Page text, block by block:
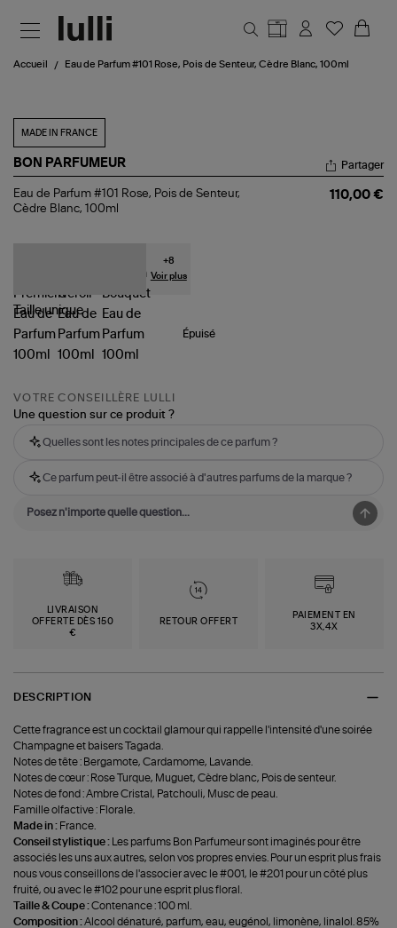
Accueil Eau de Parfum #101 Rose, Pois de Senteur, Cèdre Blanc, 100ml
MADE IN FRANCE
BON PARFUMEUR
Eau
de
Cèdre
Blanc,
100ml
Partager
Eau de Parfum #101 Rose, Pois de Senteur,
Cèdre Blanc, 100ml
110,00 €
+8
Voir plus
Tailleunique
Épuisé
VOTRE CONSEILLÈRE LULLI
Une question sur ce produit ?
Quelles sont les notes principales de ce parfum ?
Ce parfum peut-il être associé à d'autres parfums de la marque ?
LIVRAISON
OFFERTE DÈS 150
€
RETOUR OFFERT
PAIEMENT EN
3X,4X
DESCRIPTION
Cette fragrance est un cocktail glamour qui rappelle l'intensité d'une soirée
Champagne et baisers Tagada.
Notes de tête : Bergamote, Cardamome, Lavande.
Notes de cœur : Rose Turque, Muguet, Cèdre blanc, Pois de senteur.
Notes de fond : Ambre Cristal, Patchouli, Musc de peau.
Famille olfactive : Florale.
Made in : France.
Conseil stylistique :
Les parfums Bon Parfumeur sont imaginés pour être
associés les uns aux autres, selon vos propres envies. Pour un esprit plus frais
nous vous conseillons de l'associer avec le #001, le #201 pour un côté plus
fruité, ou avec le #102 pour une esprit plus floral.
Taille & Coupe :Contenance : 100 ml.
Composition :Alcool dénaturé, parfum, eau, eugénol, limonène, linalol. 85%